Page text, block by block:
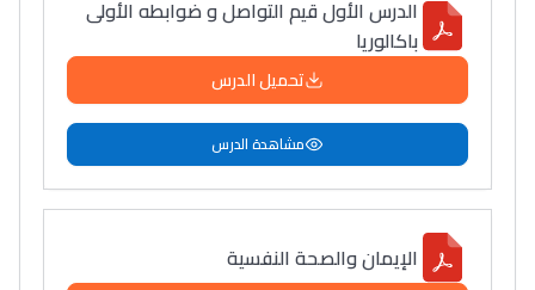
الدرس الأول قیم التواصل و ضوابطه الأولى
باكالوريا
تحميل الدرس
مشاهدة الدرس
الإیمان والصحة النفسية